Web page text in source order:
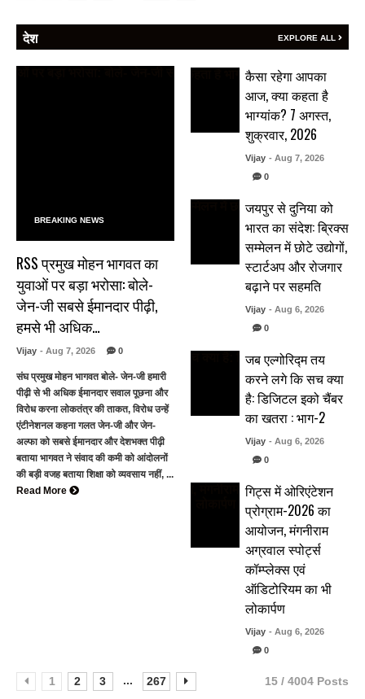
देश EXPLORE ALL
BREAKING NEWS
RSS प्रमुख मोहन भागवत का
युवाओं पर बड़ा भरोसा: बोले-
जेन-जी सबसे ईमानदार पीढ़ी,
हमसे भी अधिक…
Vijay - Aug 7, 2026 0
संघ प्रमुख मोहन भागवत बोले- जेन-जी हमारी
पीढ़ी से भी अधिक ईमानदार सवाल पूछना और
विरोध करना लोकतंत्र की ताकत, विरोध उन्हें
एंटीनेशनल कहना गलत जेन-जी और जेन-
अल्फा को सबसे ईमानदार और देशभक्त पीढ़ी
बताया भागवत ने संवाद की कमी को आंदोलनों
की बड़ी वजह बताया शिक्षा को व्यवसाय नहीं, ...
Read More
कैसा रहेगा आपका
आज, क्या कहता है
भाग्यांक? 7 अगस्त,
शुक्रवार, 2026
Vijay - Aug 7, 2026
0
जयपुर से दुनिया को
भारत का संदेश: ब्रिक्स
सम्मेलन में छोटे उद्योगों,
स्टार्टअप और रोजगार
बढ़ाने पर सहमति
Vijay - Aug 6, 2026
0
जब एल्गोरिद्म तय
करने लगे कि सच क्या
है: डिजिटल इको चैंबर
का खतरा : भाग-2
Vijay - Aug 6, 2026
0
गिट्स में ओरिएंटेशन
प्रोग्राम-2026 का
आयोजन, मंगनीराम
अग्रवाल स्पोर्ट्स
कॉम्प्लेक्स एवं
ऑडिटोरियम का भी
लोकार्पण
Vijay - Aug 6, 2026
0
1 2 3 ... 267 15 / 4004 Posts